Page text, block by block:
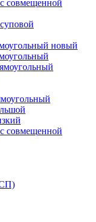
совмещенной
новый
совмещенной